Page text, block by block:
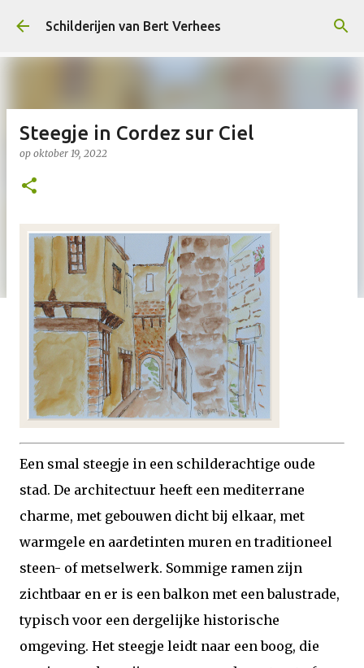
Doorgaan naar hoofdcontent
Schilderijen van Bert Verhees
Steegje in Cordez sur Ciel
op oktober 19, 2022
Een smal steegje in een schilderachtige oude
stad. De architectuur heeft een mediterrane
charme, met gebouwen dicht bij elkaar, met
warmgele en aardetinten muren en traditioneel
steen- of metselwerk. Sommige ramen zijn
zichtbaar en er is een balkon met een balustrade,
typisch voor een dergelijke historische
omgeving. Het steegje leidt naar een boog, die